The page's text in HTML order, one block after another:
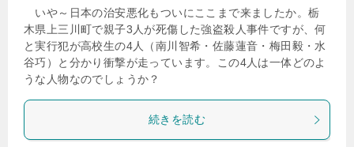
いや～日本の治安悪化もついにここまで来ましたか。栃
木県上三川町で親子3人が死傷した強盗殺人事件ですが、何
と実行犯が高校生の4人（南川智希・佐藤蓮音・梅田毅・水
谷巧）と分かり衝撃が走っています。この4人は一体どのよ
うな人物なのでしょうか？
続きを読む